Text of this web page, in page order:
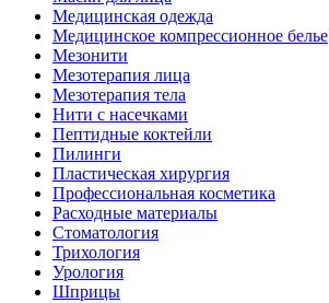
Медицинская одежда
Медицинское компрессионное белье
Мезонити
Мезотерапия лица
Мезотерапия тела
Нити с насечками
Пептидные коктейли
Пилинги
Пластическая хирургия
Профессиональная косметика
Расходные материалы
Стоматология
Трихология
Урология
Шприцы